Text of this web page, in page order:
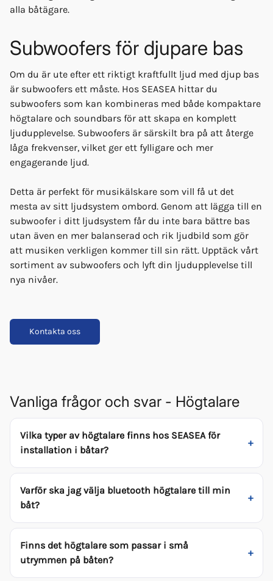
alla båtägare.
Subwoofers för djupare bas
Om du är ute efter ett riktigt kraftfullt ljud med djup bas
är subwoofers ett måste. Hos SEASEA hittar du
subwoofers som kan kombineras med både kompaktare
högtalare och soundbars för att skapa en komplett
ljudupplevelse. Subwoofers är särskilt bra på att återge
låga frekvenser, vilket ger ett fylligare och mer
engagerande ljud.
Detta är perfekt för musikälskare som vill få ut det
mesta av sitt ljudsystem ombord. Genom att lägga till en
subwoofer i ditt ljudsystem får du inte bara bättre bas
utan även en mer balanserad och rik ljudbild som gör
att musiken verkligen kommer till sin rätt. Upptäck vårt
sortiment av subwoofers och lyft din ljudupplevelse till
nya nivåer.
Kontakta oss
Vanliga frågor och svar - Högtalare
Vilka typer av högtalare finns hos SEASEA för
installation i båtar?
Varför ska jag välja bluetooth högtalare till min
båt?
Finns det högtalare som passar i små
utrymmen på båten?